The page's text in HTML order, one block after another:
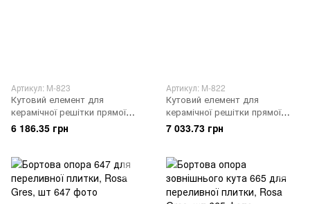
Артикул: M-823
Кутовий елемент для
керамічної решітки прямої
RJ20, 2 шт
6 186.35 грн
Артикул: M-822
Кутовий елемент для
керамічної решітки прямої
RJ25, 2 шт
7 033.73 грн